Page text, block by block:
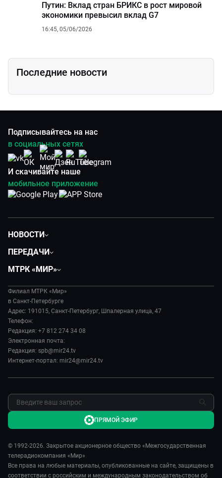
Путин: Вклад стран БРИКС в рост мировой
экономики превысил вклад G7
16:45, 05/06/2026
Последние новости
Подписывайтесь на нас
в социальных сетях
И скачивайте наше
мобильное приложение
НОВОСТИ
Происшествия
Экономика
Культура
ПЕРЕДАЧИ
Игра в кино
Исторический детектив
Миллион за 5 минут
МИР. Мнение
Мировое соглашение
Пять причин поехать в...
МТРК «МИР»
История
Руководство
Новости компании
Пресса о нас
Карьера
Реклама
Обратная связь
Филиал МТРК «Мир»
в Санкт-Петербурге
Адрес: 191015, Санкт-Петербург, Шпалерная улица, 47
Телефон:
Редакция: +7 812 274 34 08
Электронная почта:
Редакция: spb@mir24.tv
Интернет-портал: mir24@mir24.tv
© 1992-2026. Закрытое акционерное общество «Межгосударственная
телерадиокомпания «Мир»
Все права на любые материалы, опубликованные на сайте, защищены в
соответствии с российским и международным законодательством об
ПРЯМОЙ ЭФИР